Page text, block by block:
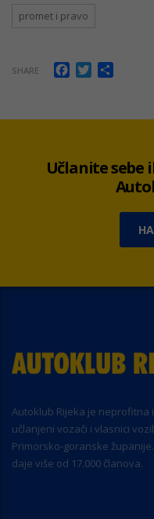
promet i pravo
SHARE Facebook
Twitter
Učlanite sebe
Autoklub Rijeka je
učlanjeni vozači i vlasnici
Primorsko-goranske
daje više od 17.000 članova.